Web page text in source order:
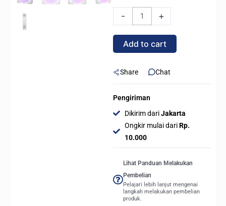
-
DarkFlash
CL12
Rainbow
12CM
WHITE
quantity
+
Add to cart
Share Chat
Pengiriman
Dikirim dariJakarta
Ongkir mulai dariRp.
10.000
Lihat Panduan Melakukan
Pembelian
Pelajari lebih lanjut mengenai
langkah melakukan pembelian
produk.